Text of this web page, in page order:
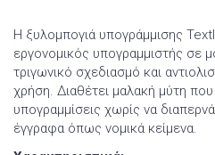
Η ξυλομπογιά υπογράμμισης
εργονομικός υπογραμμιστής σε
τριγωνικό σχεδιασμό και
χρήση. Διαθέτει μαλακή μύτη
υπογραμμίσεις χωρίς να
έγγραφα όπως νομικά κείμενα.